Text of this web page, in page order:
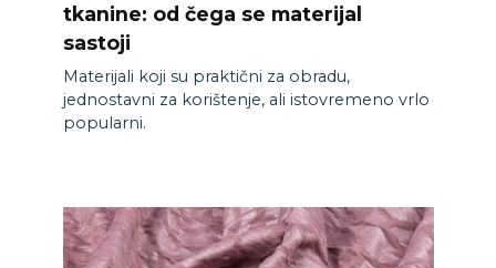
tkanine: od čega se materijal
sastoji
Materijali koji su praktični za obradu,
jednostavni za korištenje, ali istovremeno vrlo
popularni.